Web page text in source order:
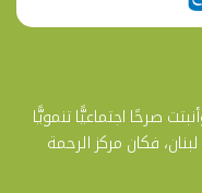
صرحًا اجتماعيًّا تنمويًّا
فكان مركز الرحمة